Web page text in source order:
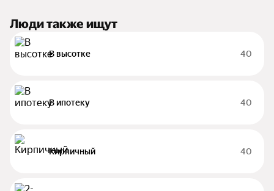
Люди также ищут
В высотке 40
В ипотеку 40
Кирпичный 40